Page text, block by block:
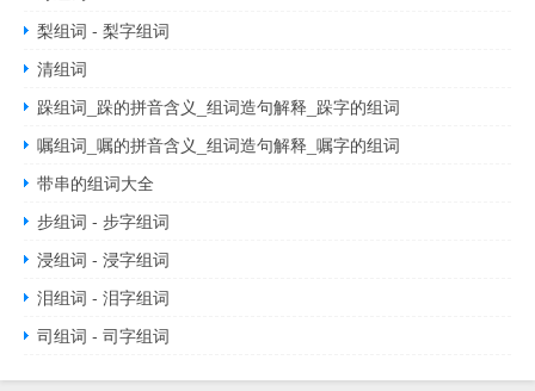
梨组词 - 梨字组词
清组词
跺组词_跺的拼音含义_组词造句解释_跺字的组词
嘱组词_嘱的拼音含义_组词造句解释_嘱字的组词
带串的组词大全
步组词 - 步字组词
浸组词 - 浸字组词
泪组词 - 泪字组词
司组词 - 司字组词